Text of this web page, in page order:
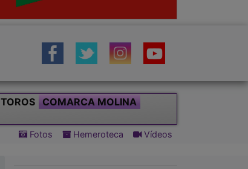
TOROS COMARCA MOLINA
Fotos Hemeroteca Vídeos